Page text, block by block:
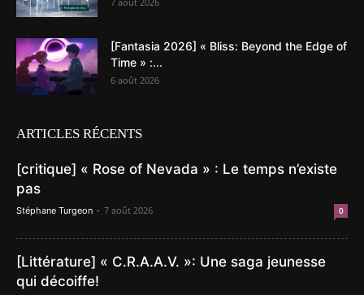
[Fantasia 2026] « Bliss: Beyond the Edge of
Time » :...
6 août 2026
ARTICLES RÉCENTS
[critique] « Rose of Nevada » : Le temps n’existe
pas
Stéphane Turgeon - 7 août 2026 0
[Littérature] « C.R.A.A.V. »: Une saga jeunesse
qui décoiffe!